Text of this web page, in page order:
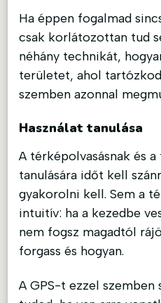
Ha éppen fogalmad
csak korlátozottan tud
néhány technikát,
területet, ahol
szemben azonnal
Használat tanulása
A térképolvasásnak és
tanulására időt kell
gyakorolni kell. Sem a
intuitív: ha a kezedbe
nem fogsz magadtól
forgass és hogyan.
A GPS-t ezzel